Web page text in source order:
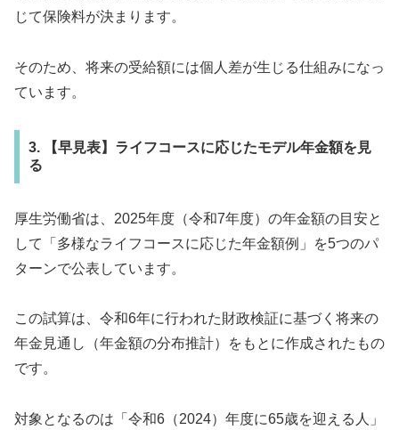
じて保険料が決まります。
そのため、将来の受給額には個人差が生じる仕組みになっ
ています。
3. 【早見表】ライフコースに応じたモデル年金額を見
る
厚生労働省は、2025年度（令和7年度）の年金額の目安と
して「多様なライフコースに応じた年金額例」を5つのパ
ターンで公表しています。
この試算は、令和6年に行われた財政検証に基づく将来の
年金見通し（年金額の分布推計）をもとに作成されたもの
です。
対象となるのは「令和6（2024）年度に65歳を迎える人」